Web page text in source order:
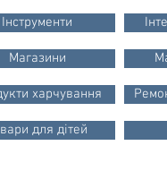
Інструменти
Магазини
харчування
для дітей